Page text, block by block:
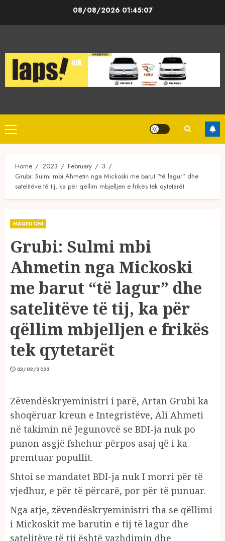
08/08/2026 01:45:07
Primary
Menu
Home 2023 February
3
Grubi: Sulmi mbi Ahmetin nga Mickoski me barut “të lagur” dhe
satelitëve të tij, ka për qëllim mbjelljen e frikës tek qytetarët
MAQEDONI
Grubi: Sulmi mbi
Ahmetin nga Mickoski
me barut “të lagur” dhe
satelitëve të tij, ka për
qëllim mbjelljen e frikës
tek qytetarët
03/02/2023
Zëvendëskryeministri i parë, Artan Grubi ka
shoqëruar kreun e Integristëve, Ali Ahmeti
në takimin në Jegunovcë se BDI-ja nuk po
punon asgjë fshehur përpos asaj që i ka
premtuar popullit.
Shtoi se mandatet BDI-ja nuk I morri për të
vjedhur, e për të përcarë, por për të punuar.
Nga atje, zëvendëskryeministri tha se qëllimi
i Mickoskit me barutin e tij të lagur dhe
satelitëve të tij është vazhdimin dhe